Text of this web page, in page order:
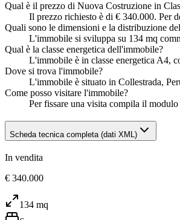
Qual è il prezzo di Nuova Costruzione in
Il prezzo richiesto è di € 340.000. Per
Quali sono le dimensioni e la distribuzione
L'immobile si sviluppa su 134 mq
Qual è la classe energetica dell'immobile?
L'immobile è in classe energetica A4,
Dove si trova l'immobile?
L'immobile è situato in Collestrada,
Come posso visitare l'immobile?
Per fissare una visita compila il
Scheda tecnica completa (dati XML)
In vendita
€ 340.000
134 mq